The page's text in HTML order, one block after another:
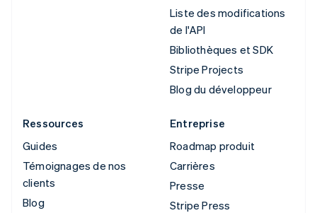
Liste des modifications
de l'API
Bibliothèques et SDK
Stripe Projects
Blog du développeur
Ressources
Guides
Témoignages de nos
clients
Blog
Entreprise
Roadmap produit
Carrières
Presse
Stripe Press